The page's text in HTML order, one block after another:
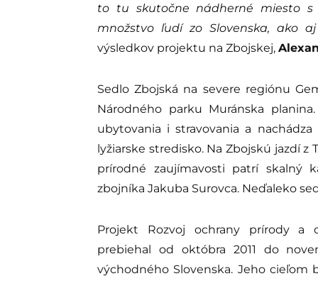
to tu skutočne nádherné miesto
množstvo ľudí zo Slovenska, ako
výsledkov projektu na Zbojskej,
Sedlo Zbojská na severe regiónu
Národného parku Muránska
ubytovania i stravovania a
lyžiarske stredisko. Na Zbojskú jazdí
prírodné zaujímavosti patrí skalný
zbojníka Jakuba Surovca. Neďaleko
Projekt Rozvoj ochrany prírody a
prebiehal od októbra 2011 do
východného Slovenska. Jeho